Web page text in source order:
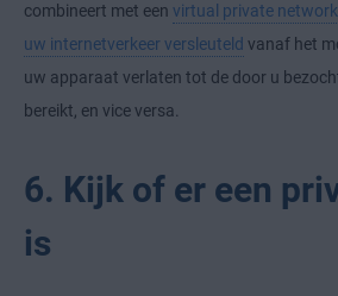
combineert met een virtual private
uw internetverkeer versleuteld vanaf het
uw apparaat verlaten tot de door u
bereikt, en vice versa.
6. Kijk of er een
is